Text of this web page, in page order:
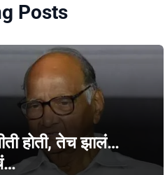
Posts
होती, तेच झालं…